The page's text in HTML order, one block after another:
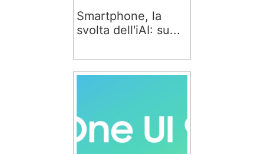
Smartphone, la
svolta dell'iAI: su...